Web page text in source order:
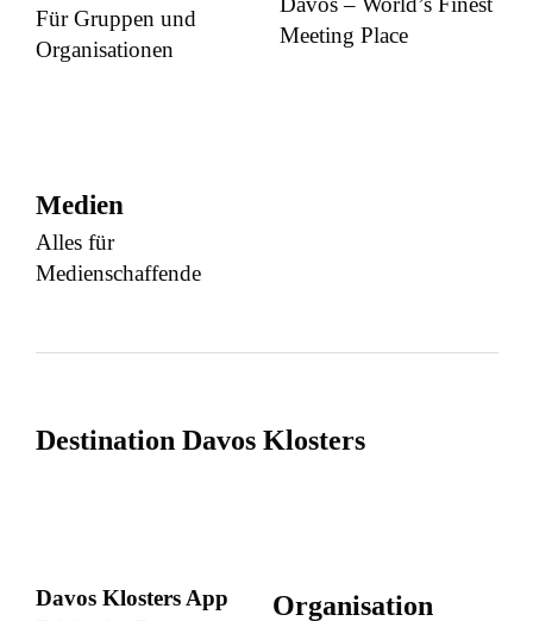
Für Gruppen und
Organisationen
Meeting Place
Medien
Alles für
Medienschaffende
Destination Davos Klosters
Davos Klosters App
Organisation